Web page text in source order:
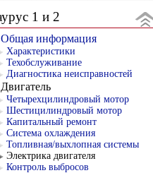
1 и 2
Общая информация
Характеристики
Техобслуживание
Диагностика неисправностей
Двигатель
Четырехцилиндровый мотор
Шестицилиндровый мотор
Капитальный ремонт
Система охлаждения
Топливная/выхлопная системы
Электрика двигателя
Контроль выбросов